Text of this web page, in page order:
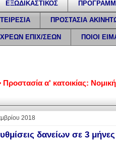
ΕΞΩΔΙΚΑΣΤΙΚΟΣ
ΠΡΟΣΤΑΣΙΑ
ΧΡΕΩΝ ΕΠΙΧ/ΣΕΩΝ ΠΟΙΟΙ
α' κατοικίας: Νομική
2018
δανείων σε 3